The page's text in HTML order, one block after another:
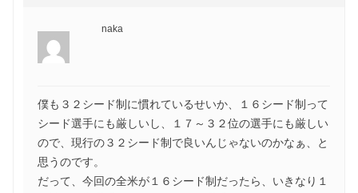
naka
僕も３２シード制に慣れているせいか、１６シード制って
シード選手にも厳しいし、１７～３２位の選手にも厳しい
ので、現行の３２シード制で良いんじゃないのかなぁ、と
思うのです。
だって、今回の全米が１６シード制だったら、いきなり１